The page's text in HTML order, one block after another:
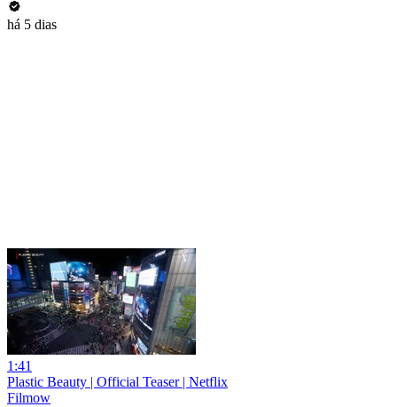
há 5 dias
1:41
Plastic Beauty | Official Teaser | Netflix
Filmow